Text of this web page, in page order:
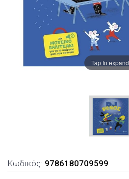
Tap to expand
Κωδικός: 9786180709599